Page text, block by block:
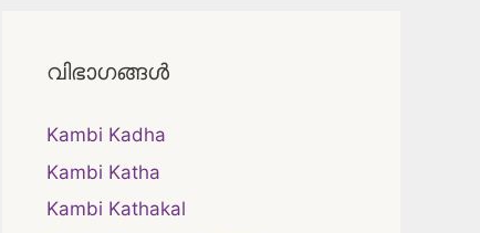
വിഭാഗങ്ങൾ
Kambi Kadha
Kambi Katha
Kambi Kathakal